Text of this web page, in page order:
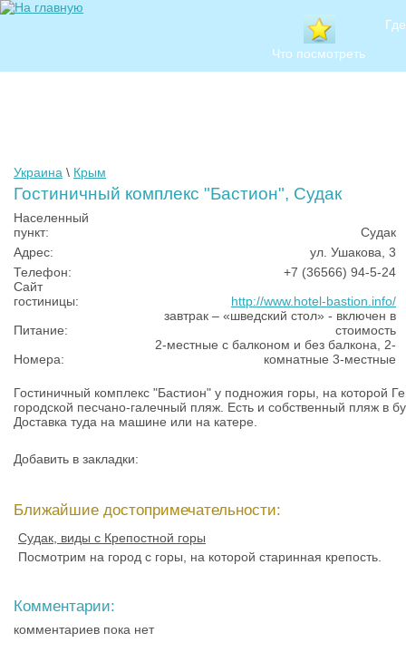
Что посмотреть
Украина \ Крым
Гостиничный комплекс "Бастион", Судак
Населенный
пункт:
Судак
Адрес:
ул. Ушакова, 3
Телефон:
+7 (36566) 94-5-24
Сайт
гостиницы:
http://www.hotel-bastion.info/
Питание:
завтрак – «шведский стол» - включен в
стоимость
Номера:
2-местные с балконом и без балкона, 2-
комнатные 3-местные
Гостиничный комплекс "Бастион" у подножия горы, на которой
городской песчано-галечный пляж. Есть и собственный пляж в
Доставка туда на машине или на катере.
Добавить в закладки:
Ближайшие достопримечательности:
Судак, виды с Крепостной горы
Посмотрим на город с горы, на которой старинная крепость.
Комментарии:
комментариев пока нет